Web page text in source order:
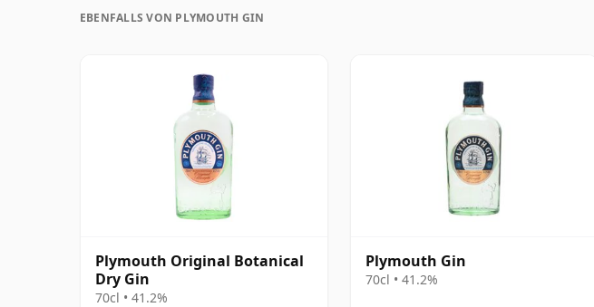
EBENFALLS VON PLYMOUTH GIN
Plymouth Original Botanical
Dry Gin
70cl • 41.2%
Plymouth Gin
70cl • 41.2%